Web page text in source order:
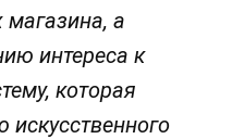
а
интереса к
которая
искусственного